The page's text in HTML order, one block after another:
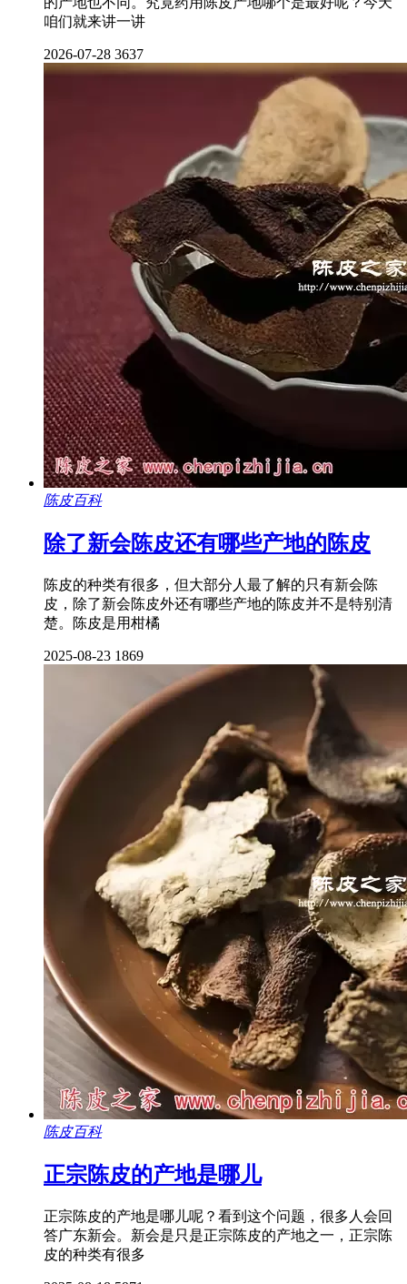
咱们就来讲一讲
2026-07-28 3637
陈皮百科
除了新会陈皮还有哪些产地的陈皮
陈皮的种类有很多，但大部分人最了解的只有新会陈
皮，除了新会陈皮外还有哪些产地的陈皮并不是特别清
楚。陈皮是用柑橘
2025-08-23 1869
陈皮百科
正宗陈皮的产地是哪儿
正宗陈皮的产地是哪儿呢？看到这个问题，很多人会回
答广东新会。新会是只是正宗陈皮的产地之一，正宗陈
皮的种类有很多